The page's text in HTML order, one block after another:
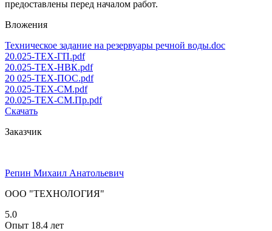
предоставлены перед началом работ.
Вложения
Техническое задание на резервуары речной воды.doc
20.025-ТЕХ-ГП.pdf
20.025-ТЕХ-НВК.pdf
20 025-ТЕХ-ПОС.pdf
20.025-ТЕХ-СМ.pdf
20.025-ТЕХ-СМ.Пр.pdf
Скачать
Заказчик
Репин Михаил Анатольевич
ООО "ТЕХНОЛОГИЯ"
5.0
Опыт 18.4 лет